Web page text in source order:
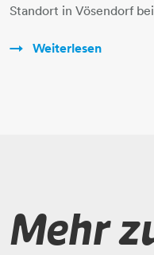
Standort in Vösendorf
Weiterlesen
Mehr